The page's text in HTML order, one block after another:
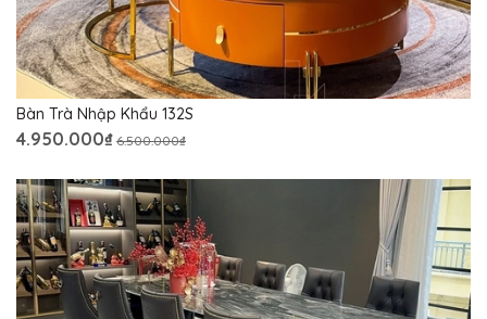
Bàn Trà Nhập Khẩu 132S
4.950.000₫ 6.500.000₫